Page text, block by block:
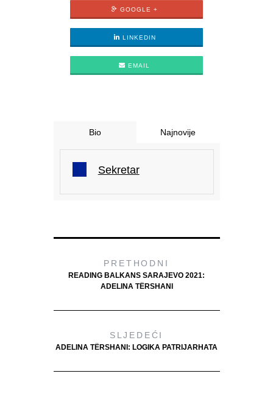
GOOGLE +
LINKEDIN
EMAIL
Bio Najnovije
Sekretar
PRETHODNI
READING BALKANS SARAJEVO 2021:
ADELINA TËRSHANI
SLJEDEĆI
ADELINA TËRSHANI: LOGIKA PATRIJARHATA